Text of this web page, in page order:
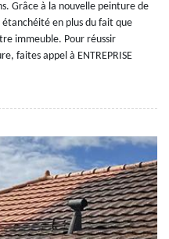
Grâce à la nouvelle peinture de
en plus du fait que
immeuble. Pour réussir
faites appel à ENTREPRISE